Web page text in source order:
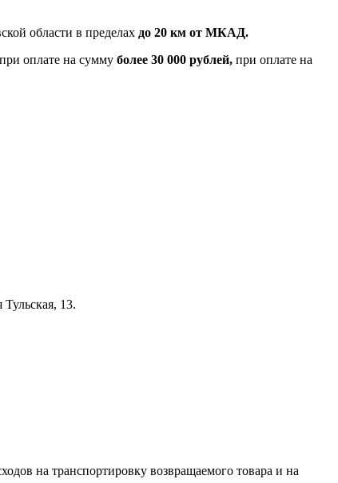
области в пределах до 20 км от МКАД.
оплате на сумму более 30 000 рублей, при оплате на
13.
на транспортировку возвращаемого товара и на